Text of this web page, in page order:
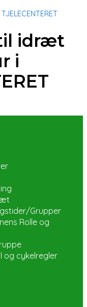
idræt
i
Grupper
Rolle og
og cykelregler